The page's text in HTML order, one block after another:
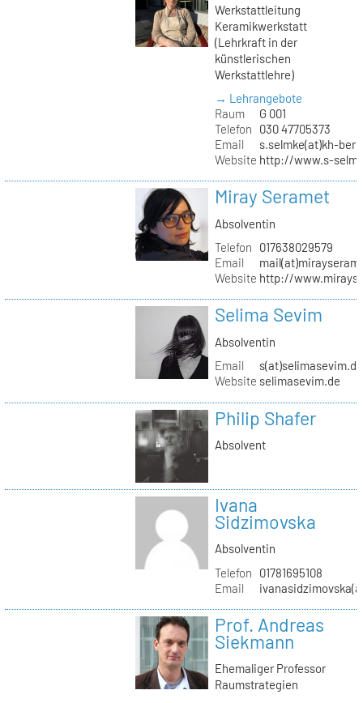
Werkstattleitung
Keramikwerkstatt
(Lehrkraft in der
künstlerischen
Werkstattlehre)
→ Lehrangebote
Raum
G 001
Telefon
030 47705373
Email
s.selmke(at)kh-
Website http://www.s-
Miray Seramet
Absolventin
Telefon
017638029579
Email
Website http://
Selima Sevim
Absolventin
Email
s(at)selimasevim.de
Website selimasevim.de
Philip Shafer
Absolvent
Ivana
Sidzimovska
Absolventin
Telefon
01781695108
Email
Prof. Andreas
Siekmann
Ehemaliger Professor
Raumstrategien